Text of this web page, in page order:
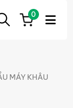
0
MÁY KHÂU